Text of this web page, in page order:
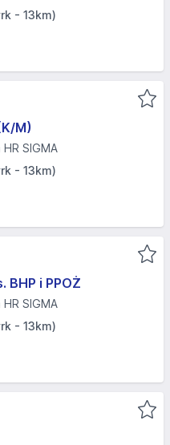
- 13km)
M)
SIGMA
- 13km)
i PPOŻ
SIGMA
- 13km)